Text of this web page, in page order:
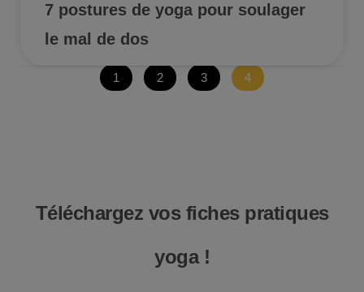
7 postures de yoga pour soulager
le mal de dos
1 2 3 4
Téléchargez vos fiches pratiques
yoga !